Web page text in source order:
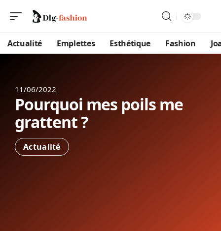
Actualité Emplettes Esthétique Fashion
11/06/2022
Pourquoi mes poils me
grattent ?
Actualité